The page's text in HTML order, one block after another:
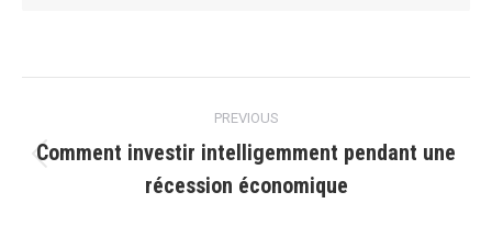
navigation
PREVIOUS
Previous
post:
Comment investir intelligemment pendant une
récession économique